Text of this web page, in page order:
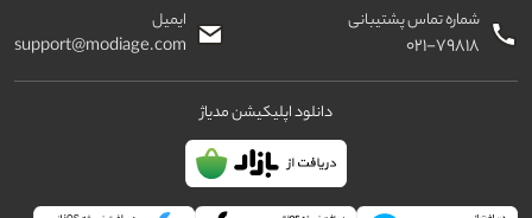
شماره تماس پشتیبانی
۰۲۱-۷۹۸۱۸
ایمیل
support@modiage.com
دانلود اپلیکیشن مدیاژ